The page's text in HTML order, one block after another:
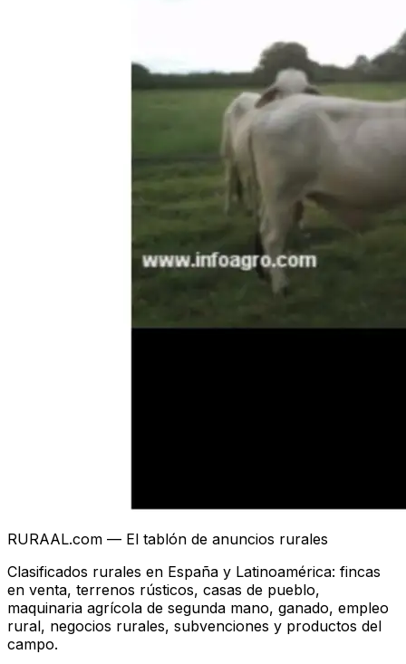
RURAAL.com — El tablón de anuncios rurales
Clasificados rurales en España y Latinoamérica: fincas
en venta, terrenos rústicos, casas de pueblo,
maquinaria agrícola de segunda mano, ganado, empleo
rural, negocios rurales, subvenciones y productos del
campo.